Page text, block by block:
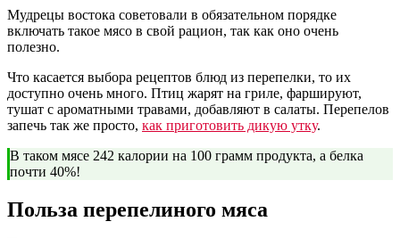
Мудрецы востока советовали в обязательном порядке
включать такое мясо в свой рацион, так как оно очень
полезно.
Что касается выбора рецептов блюд из перепелки, то их
доступно очень много. Птиц жарят на гриле, фаршируют,
тушат с ароматными травами, добавляют в салаты. Перепелов
запечь так же просто, как приготовить дикую утку.
В таком мясе 242 калории на 100 грамм продукта, а белка
почти 40%!
Польза перепелиного мяса